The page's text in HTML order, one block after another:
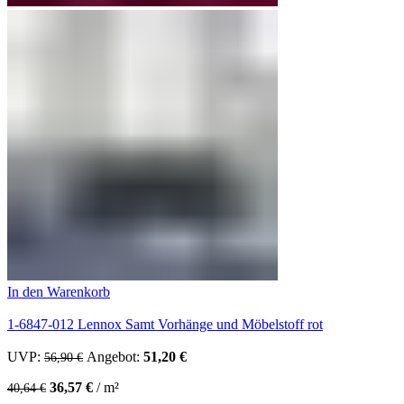
In den Warenkorb
1-6847-012 Lennox Samt Vorhänge und Möbelstoff rot
UVP: 56,90€ Ursprünglicher Preis war: 56,90 €
Angebot: 51,20 €
40,64€ 36,57 € /m²